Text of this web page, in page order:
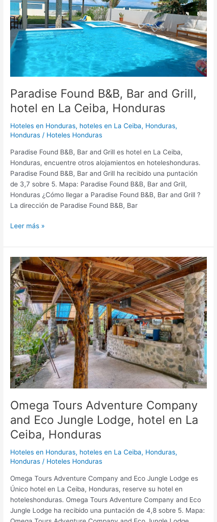
Paradise Found B&B, Bar and Grill,
hotel en La Ceiba, Honduras
Hoteles en Honduras, hoteles en La Ceiba, Honduras,
Honduras / Hoteles Honduras
Paradise Found B&B, Bar and Grill es hotel en La Ceiba,
Honduras, encuentre otros alojamientos en hoteleshonduras.
Paradise Found B&B, Bar and Grill ha recibido una puntación
de 3,7 sobre 5. Mapa: Paradise Found B&B, Bar and Grill,
Honduras ¿Cómo llegar a Paradise Found B&B, Bar and Grill ?
La dirección de Paradise Found B&B, Bar
Bar
and
Grill,
hotel
en
Ceiba,
Honduras
Leer más »
Omega Tours Adventure Company
and Eco Jungle Lodge, hotel en La
Ceiba, Honduras
Hoteles en Honduras, hoteles en La Ceiba, Honduras,
Honduras / Hoteles Honduras
Omega Tours Adventure Company and Eco Jungle Lodge es
Único hotel en La Ceiba, Honduras, reserve su hotel en
hoteleshonduras. Omega Tours Adventure Company and Eco
Jungle Lodge ha recibido una puntación de 4,8 sobre 5. Mapa:
Omega
Tours
Adventure
Company
and
Eco
Jungle
Lodge,
hotel
en
La
Ceiba,
Honduras